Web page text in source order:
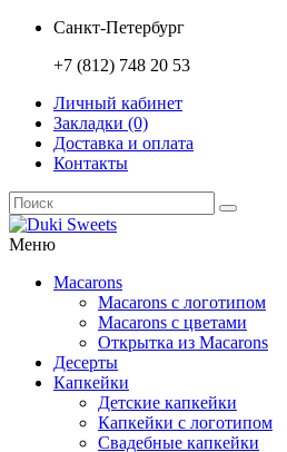
Санкт-Петербург
+7 (812) 748 20 53
Личный кабинет
Закладки (0)
Доставка и оплата
Контакты
Меню
Macarons
Macarons с логотипом
Macarons с цветами
Открытка из Macarons
Десерты
Капкейки
Детские капкейки
Капкейки с логотипом
Свадебные капкейки